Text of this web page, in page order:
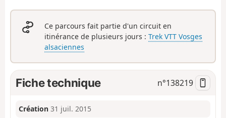
Ce parcours fait partie d'un circuit en
itinérance de plusieurs jours :Trek VTT Vosges
alsaciennes
Fiche technique n°138219
Création 31 juil. 2015